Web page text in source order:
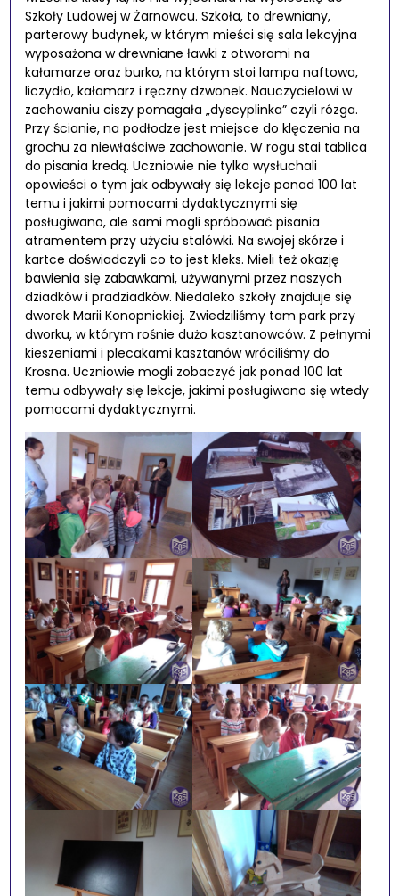
Szkoły Ludowej w Żarnowcu. Szkoła, to drewniany,
parterowy budynek, w którym mieści się sala lekcyjna
wyposażona w drewniane ławki z otworami na
kałamarze oraz burko, na którym stoi lampa naftowa,
liczydło, kałamarz i ręczny dzwonek. Nauczycielowi w
zachowaniu ciszy pomagała „dyscyplinka” czyli rózga.
Przy ścianie, na podłodze jest miejsce do klęczenia na
grochu za niewłaściwe zachowanie. W rogu stai tablica
do pisania kredą. Uczniowie nie tylko wysłuchali
opowieści o tym jak odbywały się lekcje ponad 100 lat
temu i jakimi pomocami dydaktycznymi się
posługiwano, ale sami mogli spróbować pisania
atramentem przy użyciu stalówki. Na swojej skórze i
kartce doświadczyli co to jest kleks. Mieli też okazję
bawienia się zabawkami, używanymi przez naszych
dziadków i pradziadków. Niedaleko szkoły znajduje się
dworek Marii Konopnickiej. Zwiedziliśmy tam park przy
dworku, w którym rośnie dużo kasztanowców. Z pełnymi
kieszeniami i plecakami kasztanów wróciliśmy do
Krosna. Uczniowie mogli zobaczyć jak ponad 100 lat
temu odbywały się lekcje, jakimi posługiwano się wtedy
pomocami dydaktycznymi.